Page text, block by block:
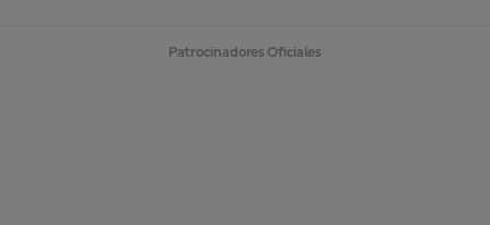
Patrocinadores Oficiales